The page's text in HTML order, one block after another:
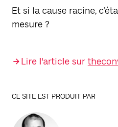
Et si la cause racine,
mesure ?
Lire l'article sur
CE SITE EST PRODUIT PAR